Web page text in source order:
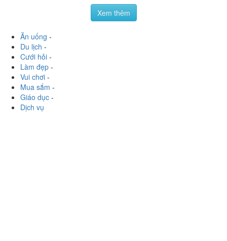
151 Nguyễn Trọng Tuyển, P. 8, Quận Phú Nhuận, TP.
pebap_lovely
Trọng Tuyển. Không gian sáng sủa đơn giản. Ở đây là
yến tươi nên mỗi ngày chỉ nấu sẵn 1 ít để khách vào
order là...